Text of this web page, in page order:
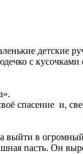
детские
с кусочками
спасение и,
выйти в
пасть. Он